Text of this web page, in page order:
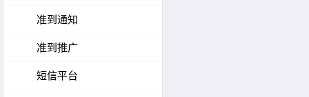
准到通知
准到推广
短信平台